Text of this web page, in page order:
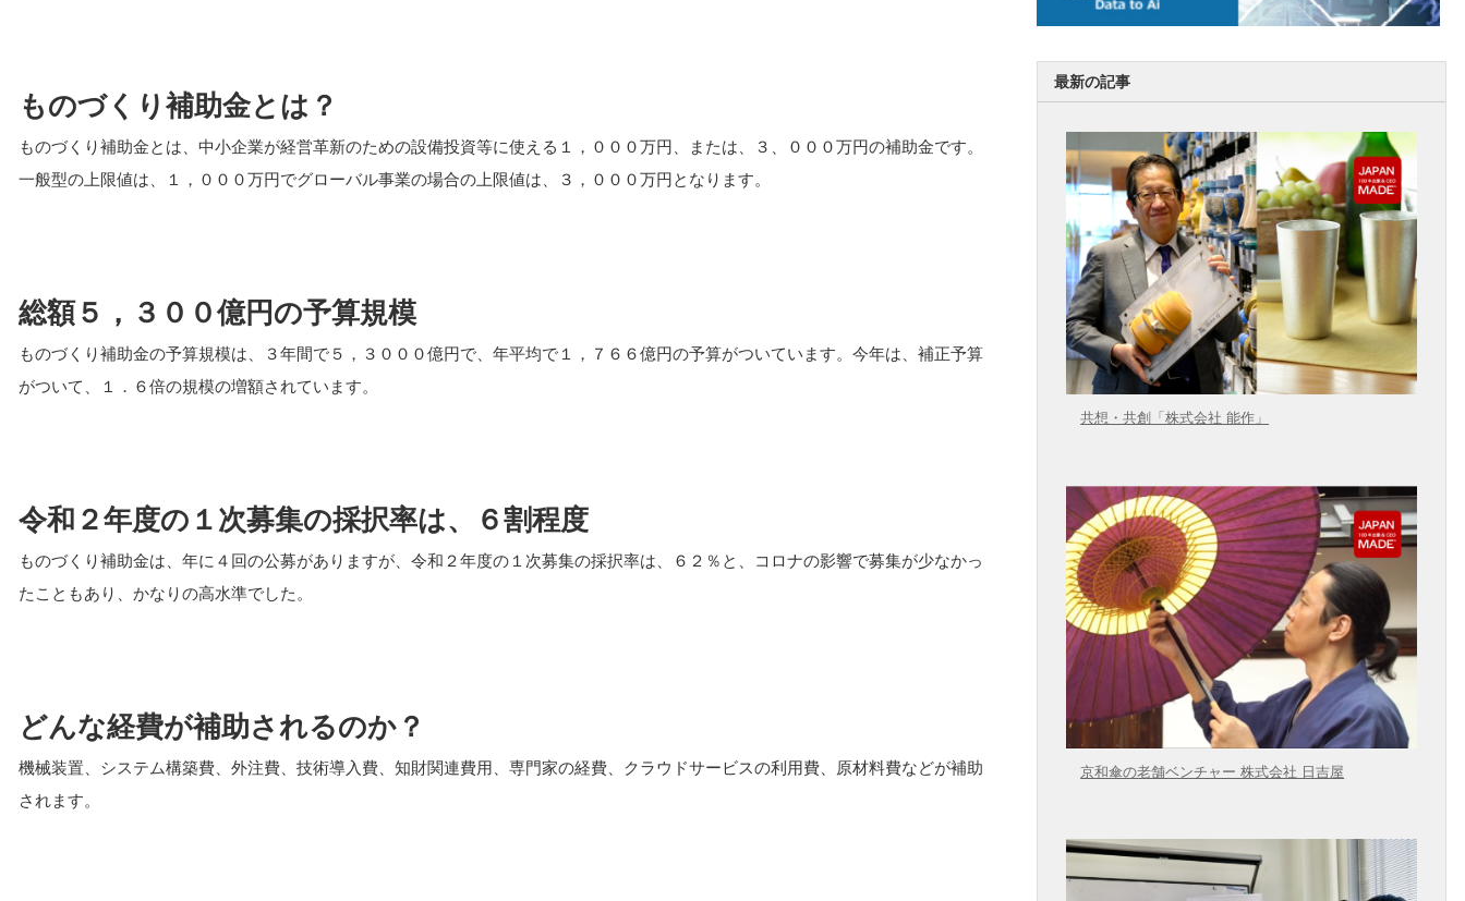
ものづくり補助金とは？
ものづくり補助金とは、中小企業が経営革新のための設備投資等に使える１，０００万円、または、３、０００万円の補助金です。
一般型の上限値は、１，０００万円でグローバル事業の場合の上限値は、３，０００万円となります。
総額５，３００億円の予算規模
ものづくり補助金の予算規模は、３年間で５，３０００億円で、年平均で１，７６６億円の予算がついています。今年は、補正予算
がついて、１．６倍の規模の増額されています。
令和２年度の１次募集の採択率は、６割程度
ものづくり補助金は、年に４回の公募がありますが、令和２年度の１次募集の採択率は、６２％と、コロナの影響で募集が少なかっ
たこともあり、かなりの高水準でした。
どんな経費が補助されるのか？
機械装置、システム構築費、外注費、技術導入費、知財関連費用、専門家の経費、クラウドサービスの利用費、原材料費などが補助
されます。
最新の記事
共想・共創「株式会社 能作」
京和傘の老舗ベンチャー 株式会社 日吉屋